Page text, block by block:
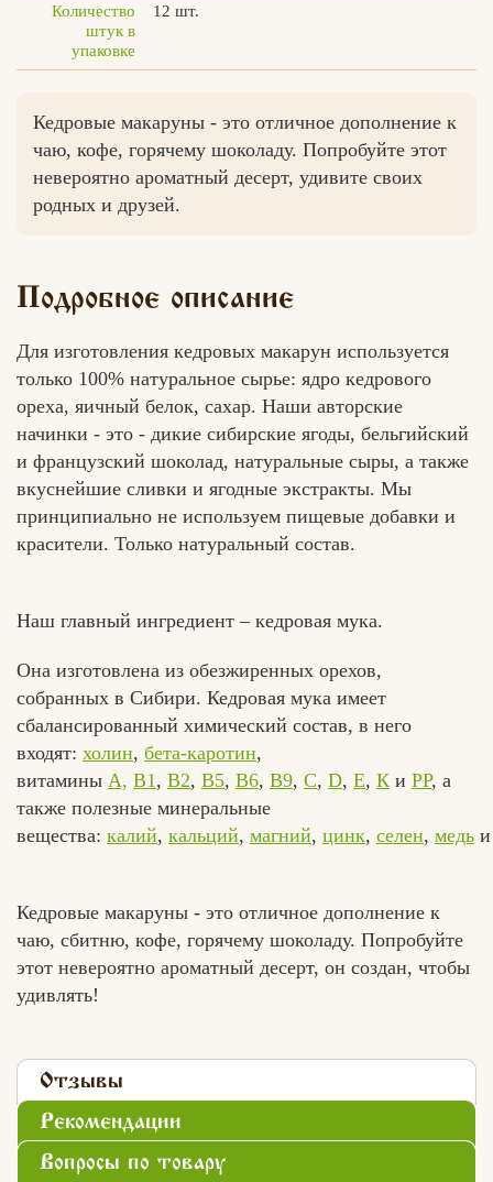
Количество
штук в
упаковке
12 шт.
Кедровые макаруны - это отличное дополнение к
чаю, кофе, горячему шоколаду. Попробуйте этот
невероятно ароматный десерт, удивите своих
родных и друзей.
Подробное описание
Для изготовления кедровых макарун используется
только 100% натуральное сырье: ядро кедрового
ореха, яичный белок, сахар. Наши авторские
начинки - это - дикие сибирские ягоды, бельгийский
и французский шоколад, натуральные сыры, а также
вкуснейшие сливки и ягодные экстракты. Мы
принципиально не используем пищевые добавки и
красители. Только натуральный состав.
Наш главный ингредиент – кедровая мука.
Она изготовлена из обезжиренных орехов,
собранных в Сибири. Кедровая мука имеет
сбалансированный химический состав, в него
входят: холин, бета-каротин,
витамины А, В1 , В2, В5, В6, В9, С, D, Е, К и РР, а
также полезные минеральные
вещества: калий, кальций, магний, цинк, селен, медь
Кедровые макаруны - это отличное дополнение к
чаю, сбитню, кофе, горячему шоколаду. Попробуйте
этот невероятно ароматный десерт, он создан, чтобы
удивлять!
Отзывы
Рекомендации
Вопросы по товару